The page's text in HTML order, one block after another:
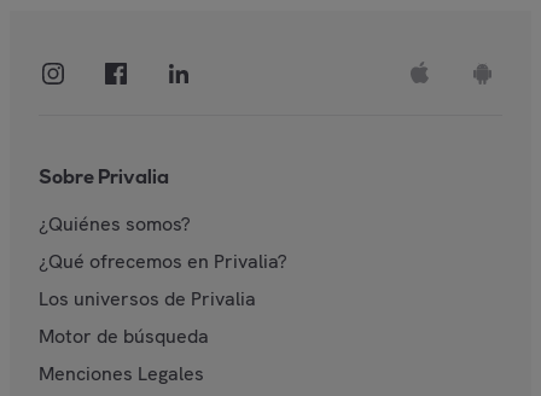
Sobre Privalia
¿Quiénes somos?
¿Qué ofrecemos en Privalia?
Los universos de Privalia
Motor de búsqueda
Menciones Legales